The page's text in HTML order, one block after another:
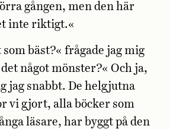
gången, men den här
inte riktigt.«
bäst?« frågade jag mig
något mönster?« Och ja,
jag snabbt. De helgjutna
vi gjort, alla böcker som
läsare, har byggt på den